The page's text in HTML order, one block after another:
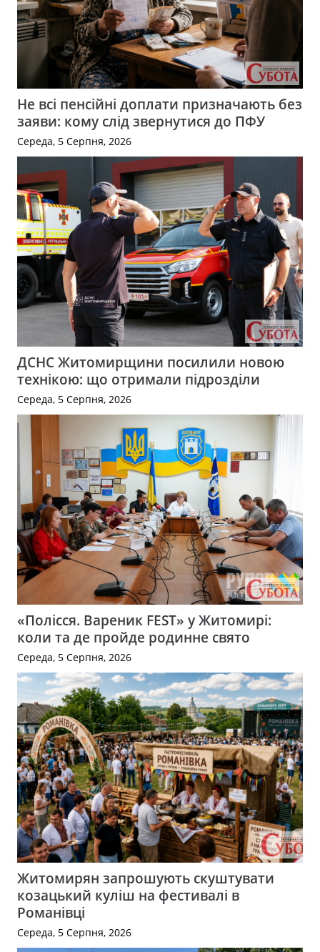
Не всі пенсійні доплати призначають без
заяви: кому слід звернутися до ПФУ
Середа, 5 Серпня, 2026
ДСНС Житомирщини посилили новою
технікою: що отримали підрозділи
Середа, 5 Серпня, 2026
«Полісся. Вареник FEST» у Житомирі:
коли та де пройде родинне свято
Середа, 5 Серпня, 2026
Житомирян запрошують скуштувати
козацький куліш на фестивалі в
Романівці
Середа, 5 Серпня, 2026